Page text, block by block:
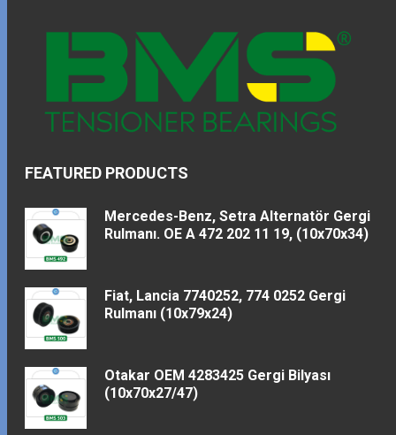
FEATURED PRODUCTS
Mercedes-Benz, Setra Alternatör Gergi
Rulmanı. OE A 472 202 11 19, (10x70x34)
Fiat, Lancia 7740252, 774 0252 Gergi
Rulmanı (10x79x24)
Otakar OEM 4283425 Gergi Bilyası
(10x70x27/47)